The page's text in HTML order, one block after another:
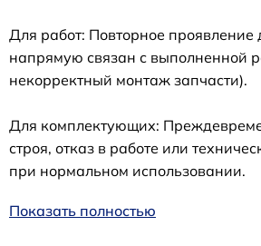
Для работ: Повторное проявление
напрямую связан с выполненной
некорректный монтаж запчасти).
Для комплектующих:
строя, отказ в работе или
при нормальном использовании.
Показать полностью